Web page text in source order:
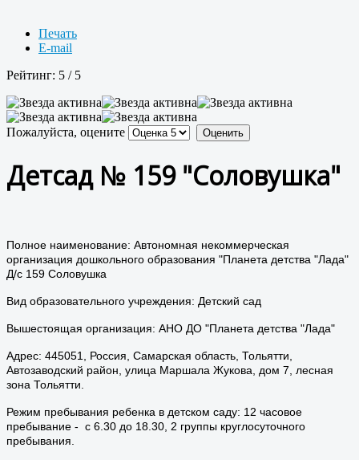
Печать
E-mail
Рейтинг: 5 / 5
Пожалуйста, оцените
Детсад № 159 "Соловушка"
Полное наименование: Автономная некоммерческая
организация дошкольного образования "Планета детства "Лада"
Д/с 159 Соловушка
Вид образовательного учреждения: Детский сад
Вышестоящая организация: АНО ДО "Планета детства "Лада"
Адрес: 445051, Россия, Самарская область, Тольятти,
Автозаводский район, улица Маршала Жукова, дом 7, лесная
зона Тольятти.
Режим пребывания ребенка в детском саду: 12 часовое
пребывание - с 6.30 до 18.30, 2 группы круглосуточного
пребывания.